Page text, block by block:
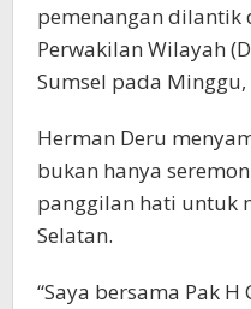
pemenangan dilantik
Perwakilan Wilayah
Sumsel pada Minggu,
Herman Deru
bukan hanya
panggilan hati untuk
Selatan.
“Saya bersama Pak